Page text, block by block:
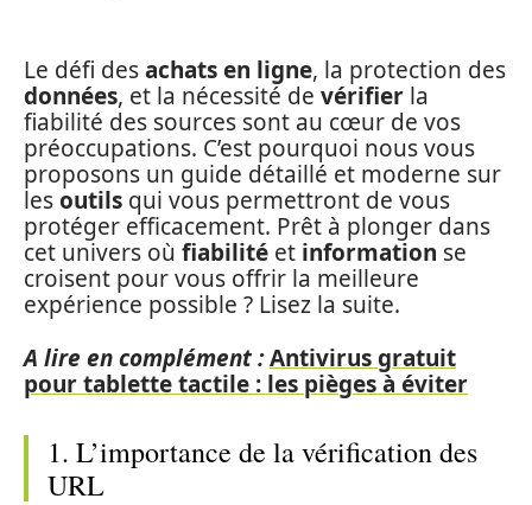
Le défi desachats en ligne, la protection des
données, et la nécessité de vérifier la
fiabilité des sources sont au cœur de vos
préoccupations. C’est pourquoi nous vous
proposons un guide détaillé et moderne sur
lesoutils qui vous permettront de vous
protéger efficacement. Prêt à plonger dans
cet univers où fiabilité et information se
croisent pour vous offrir la meilleure
expérience possible ? Lisez la suite.
A lire en complément :Antivirus gratuit
pour tablette tactile : les pièges à éviter
1. L’importance de la vérification des
URL